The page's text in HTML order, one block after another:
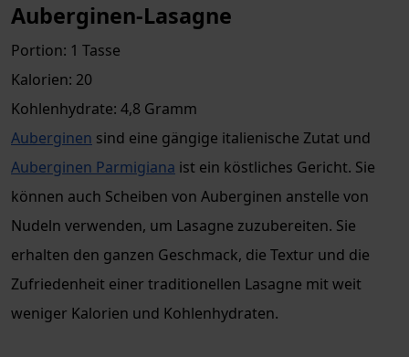
Auberginen-Lasagne
Portion: 1 Tasse
Kalorien: 20
Kohlenhydrate: 4,8 Gramm
Auberginen sind eine gängige italienische Zutat und
Auberginen Parmigiana ist ein köstliches Gericht. Sie
können auch Scheiben von Auberginen anstelle von
Nudeln verwenden, um Lasagne zuzubereiten. Sie
erhalten den ganzen Geschmack, die Textur und die
Zufriedenheit einer traditionellen Lasagne mit weit
weniger Kalorien und Kohlenhydraten.